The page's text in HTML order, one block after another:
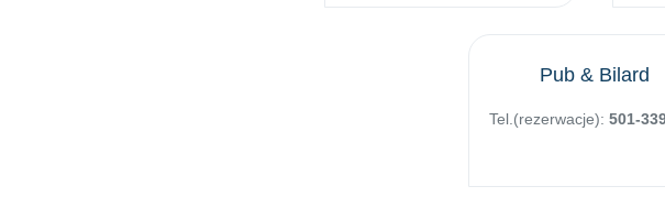
Pub & Bilard
Tel.(rezerwacje):501-